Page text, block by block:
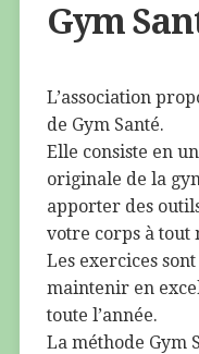
Gym
L’association
de Gym Santé.
Elle consiste en
originale de la
apporter des
votre corps à tout
Les exercices
maintenir en
toute l’année.
La méthode Gym